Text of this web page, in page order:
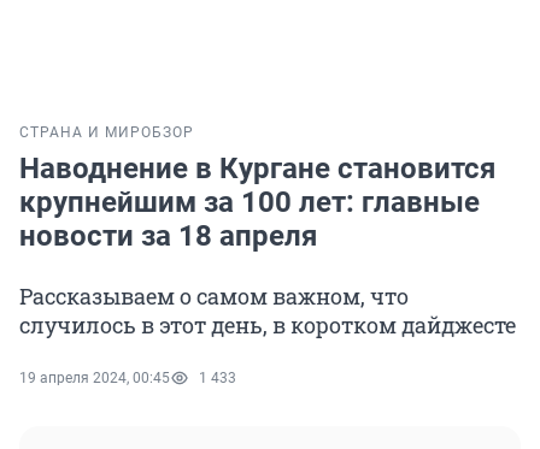
СТРАНА И МИРОБЗОР
Наводнение в Кургане становится
крупнейшим за 100 лет: главные
новости за 18 апреля
Рассказываем о самом важном, что
случилось в этот день, в коротком дайджесте
19 апреля 2024, 00:45 1 433